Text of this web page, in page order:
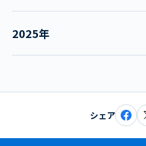
2025年
シェア